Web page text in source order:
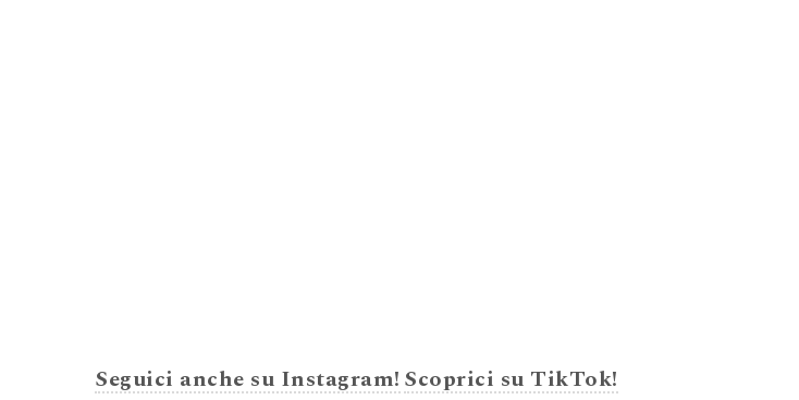
Seguici anche su Instagram! Scoprici su TikTok!